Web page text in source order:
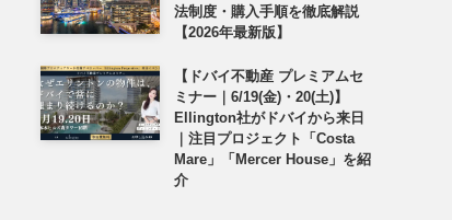
法制度・購入手順を徹底解説
【2026年最新版】
【ドバイ不動産 プレミアムセ
ミナー｜6/19(金)・20(土)】
Ellington社がドバイから来日
｜注目プロジェクト「Costa
Mare」「Mercer House」を紹
介